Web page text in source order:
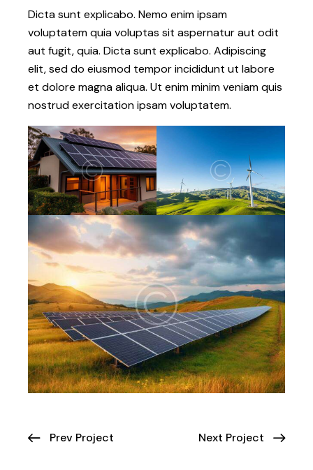
Dicta sunt explicabo. Nemo enim ipsam
voluptatem quia voluptas sit aspernatur aut odit
aut fugit, quia. Dicta sunt explicabo. Adipiscing
elit, sed do eiusmod tempor incididunt ut labore
et dolore magna aliqua. Ut enim minim veniam quis
nostrud exercitation ipsam voluptatem.
Prev Project Next Project